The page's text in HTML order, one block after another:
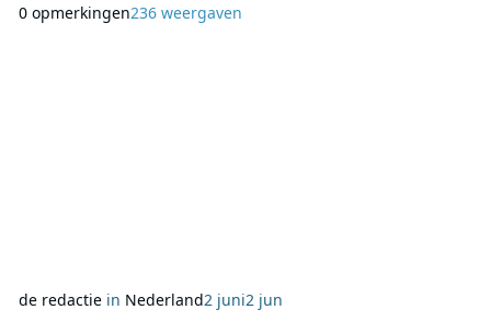
meer een billboard langs de A20 en een tramrit met
0 opmerkingen236 weergaven
de redactiein Nederland2 juni2 jun